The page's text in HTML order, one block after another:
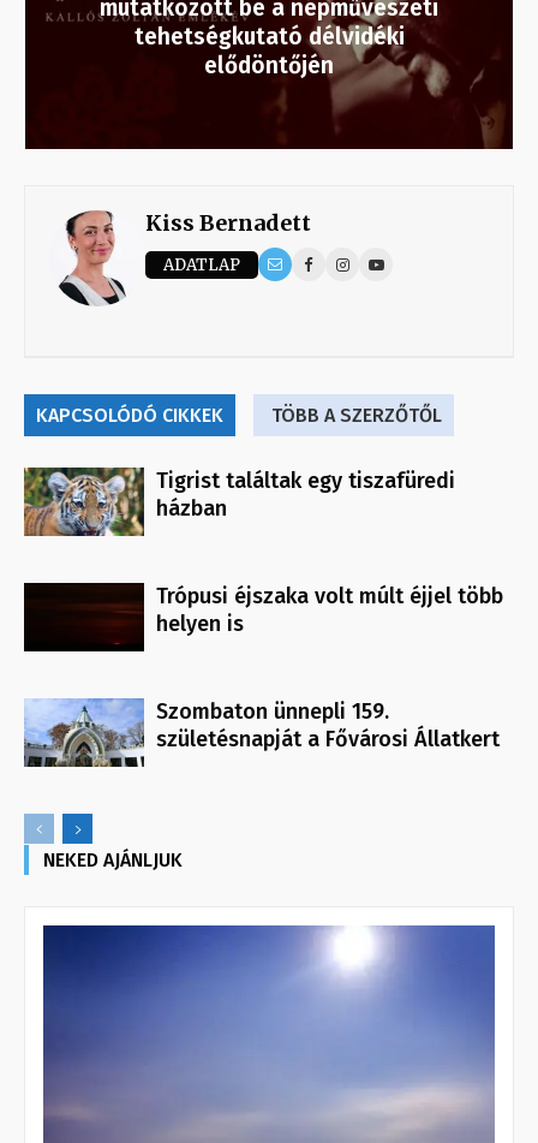
mutatkozott be a népművészeti
tehetségkutató délvidéki
elődöntőjén
Kiss Bernadett
ADATLAP
KAPCSOLÓDÓ CIKKEK TÖBB A SZERZŐTŐL
Tigrist találtak egy tiszafüredi
házban
Trópusi éjszaka volt múlt éjjel több
helyen is
Szombaton ünnepli 159.
születésnapját a Fővárosi Állatkert
NEKED AJÁNLJUK